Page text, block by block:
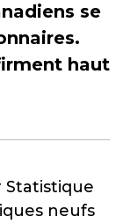
se
haut
Statistique
neufs